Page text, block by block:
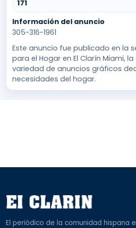
171
Información del anuncio
305-316-1961
Este anuncio fue publicado en la
para el Hogar en El Clarín Miami,
variedad de anuncios gráficos
necesidades del hogar.
El periódico de la comunidad hispana